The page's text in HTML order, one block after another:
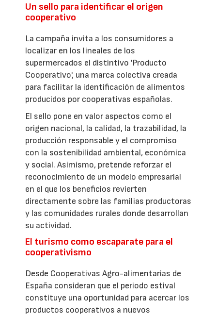
Un sello para identificar el origen
cooperativo
La campaña invita a los consumidores a
localizar en los lineales de los
supermercados el distintivo 'Producto
Cooperativo', una marca colectiva creada
para facilitar la identificación de alimentos
producidos por cooperativas españolas.
El sello pone en valor aspectos como el
origen nacional, la calidad, la trazabilidad, la
producción responsable y el compromiso
con la sostenibilidad ambiental, económica
y social. Asimismo, pretende reforzar el
reconocimiento de un modelo empresarial
en el que los beneficios revierten
directamente sobre las familias productoras
y las comunidades rurales donde desarrollan
su actividad.
El turismo como escaparate para el
cooperativismo
Desde Cooperativas Agro-alimentarias de
España consideran que el periodo estival
constituye una oportunidad para acercar los
productos cooperativos a nuevos